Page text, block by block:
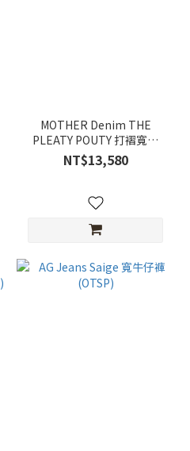
MOTHER Denim THE
PLEATY POUTY 打褶寬褲
(Big Tipper)
NT$13,580